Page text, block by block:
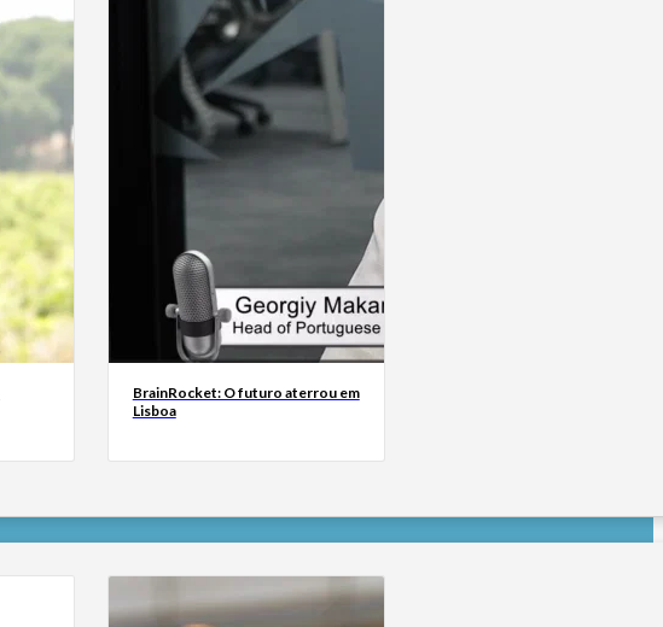
BrainRocket: O futuro aterrou em
Lisboa